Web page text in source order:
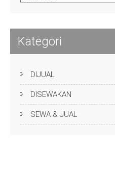
Kategori
DIJUAL
DISEWAKAN
SEWA & JUAL